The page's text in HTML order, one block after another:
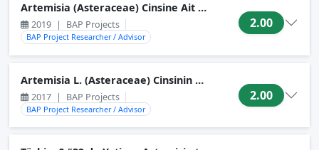
Artemisia (Asteraceae) Cinsine Ait Artemisia Altcinsinin
2019 | BAP Projects
BAP Project Researcher / Advisor
2.00
Artemisia L. (Asteraceae) Cinsinin Dracunculus (Bess.)
2017 | BAP Projects
BAP Project Researcher / Advisor
2.00